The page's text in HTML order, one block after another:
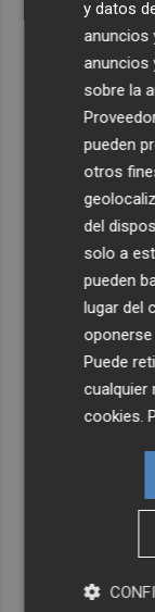
y datos
anuncios
anuncios
sobre la
pueden
otros
del
solo a
pueden
lugar del
Puede
cookies .